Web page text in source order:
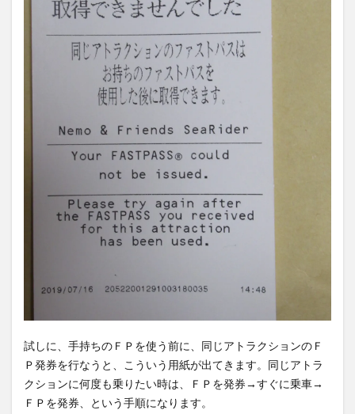
試しに、手持ちのＦＰを使う前に、同じアトラクションのＦ
Ｐ発券を行なうと、こういう用紙が出てきます。同じアトラ
クションに何度も乗りたい時は、ＦＰを発券→すぐに乗車→
ＦＰを発券、という手順になります。